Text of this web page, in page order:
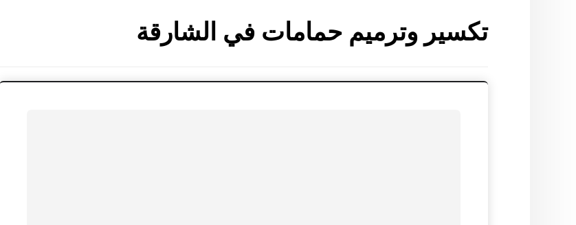
تكسير وترميم حمامات في الشارقة